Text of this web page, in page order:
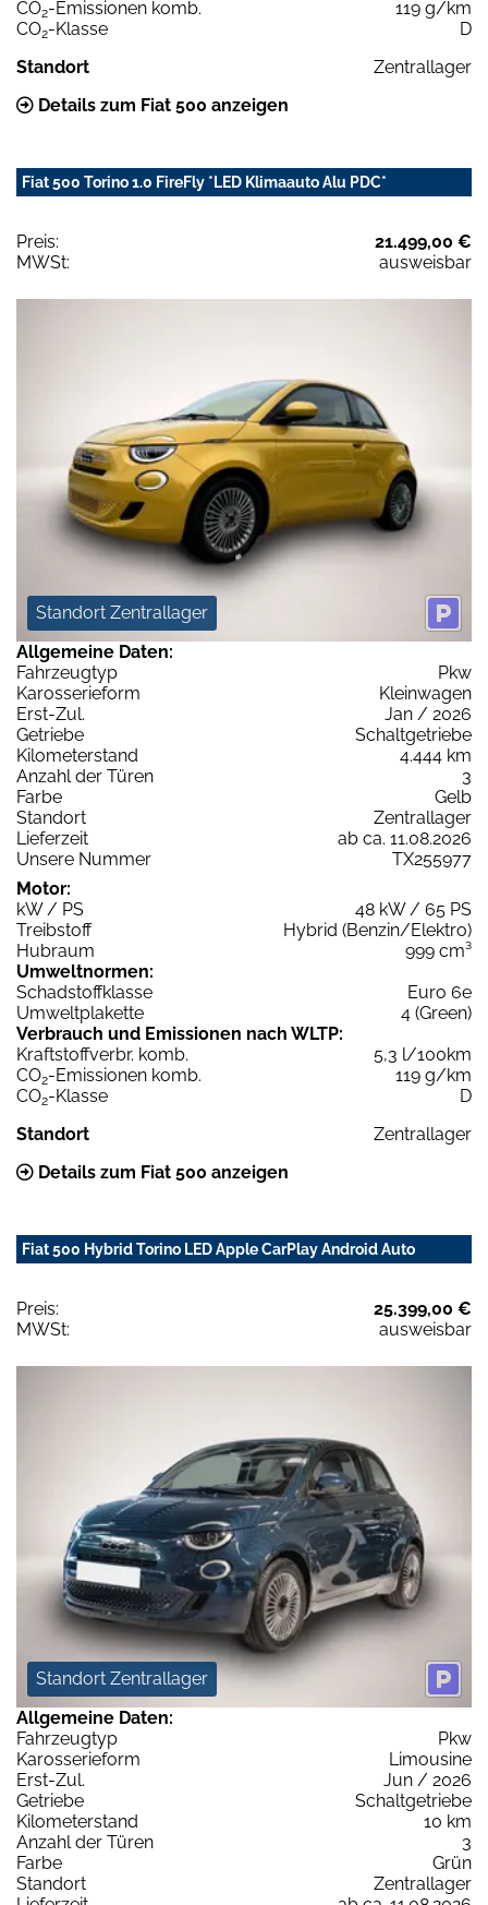
CO2-Emissionen komb.
119 g/km
CO2-Klasse
D
Standort
Zentrallager
Details zum Fiat 500 anzeigen
Fiat 500 Torino 1.0 FireFly *LED Klimaauto Alu PDC*
Preis:
21.499,00 €
MWSt:
ausweisbar
Standort Zentrallager
Allgemeine Daten:
Fahrzeugtyp
Pkw
Karosserieform
Kleinwagen
Erst-Zul.
Jan / 2026
Getriebe
Schaltgetriebe
Kilometerstand
4.444 km
Anzahl der Türen
3
Farbe
Gelb
Standort
Zentrallager
Lieferzeit
ab ca. 11.08.2026
Unsere Nummer
TX255977
Motor:
kW / PS
48 kW / 65 PS
Treibstoff
Hybrid (Benzin/Elektro)
Hubraum
999 cm³
Umweltnormen:
Schadstoffklasse
Euro 6e
Umweltplakette
4 (Green)
Verbrauch und Emissionen nach WLTP:
Kraftstoffverbr. komb.
5,3 l/100km
CO2-Emissionen komb.
119 g/km
CO2-Klasse
D
Standort
Zentrallager
Details zum Fiat 500 anzeigen
Fiat 500 Hybrid Torino LED Apple CarPlay Android Auto
Preis:
25.399,00 €
MWSt:
ausweisbar
Standort Zentrallager
Allgemeine Daten:
Fahrzeugtyp
Pkw
Karosserieform
Limousine
Erst-Zul.
Jun / 2026
Getriebe
Schaltgetriebe
Kilometerstand
10 km
Anzahl der Türen
3
Farbe
Grün
Standort
Zentrallager